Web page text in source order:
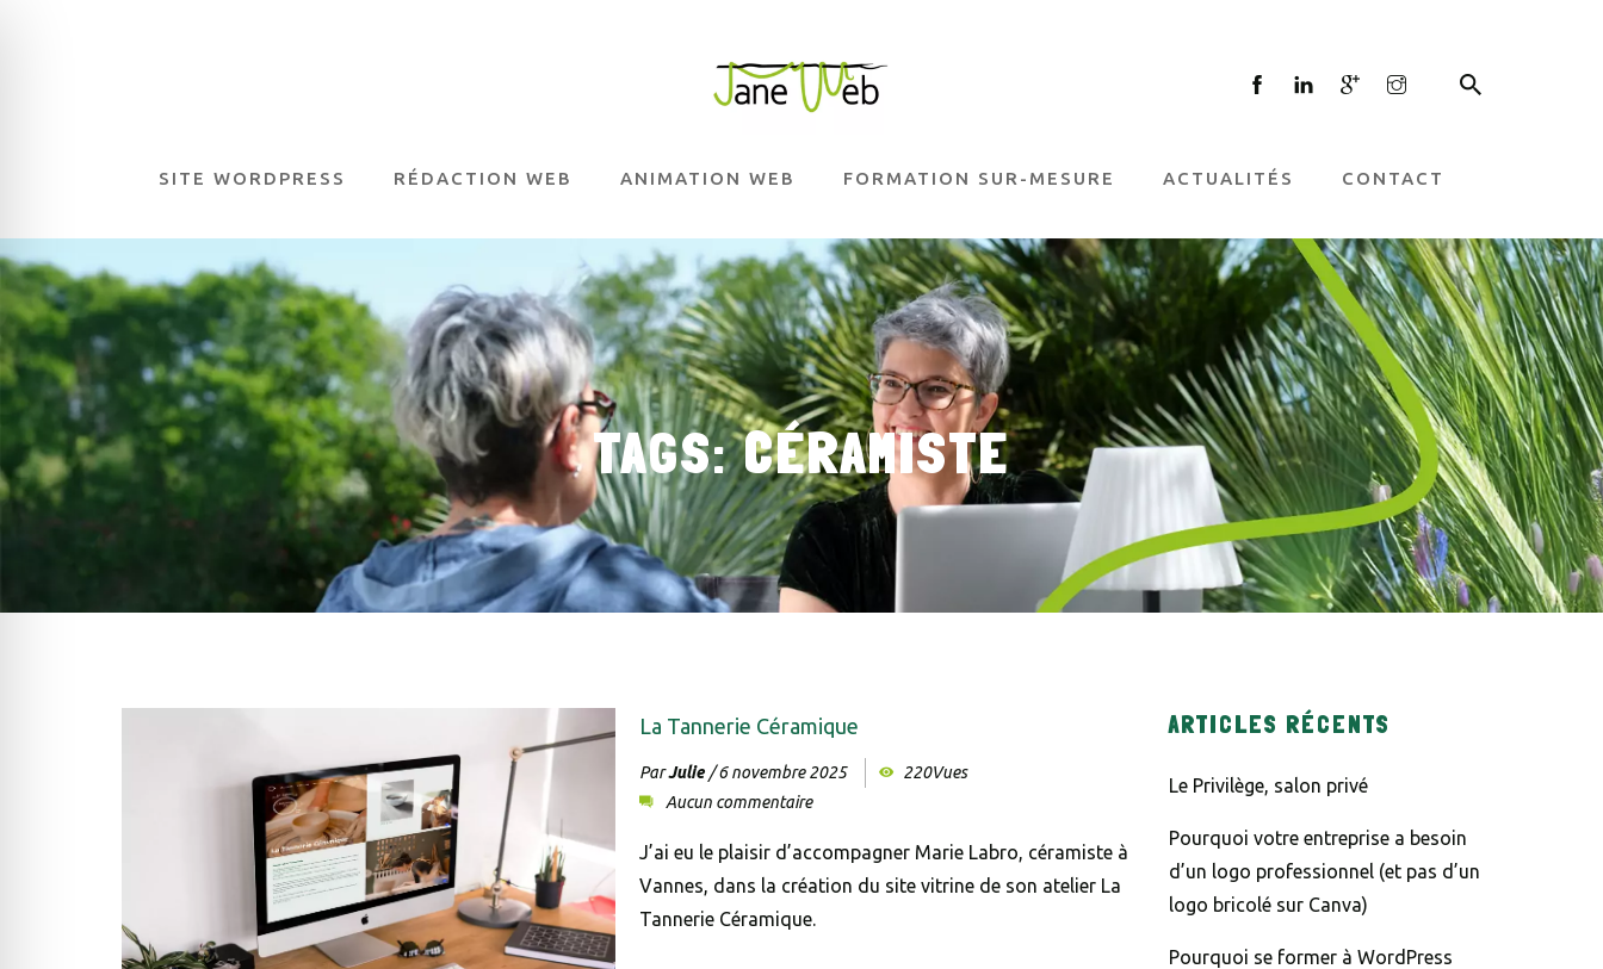
Réservez votre diagnostic web, vous repartez avec une
unpré-menu de site, ou un audit référencement.
Prix
: 80 € HT (déduit si tu poursuis avec Jane Web).
Nom
E-mail
N° tél
Entrer les caractères de l'image
Don't show this popup again
SITE WORDPRESS RÉDACTION WEB ANIMATION WEB FORMATION SUR-MESURE ACTUALITÉS CONTACT
TAGS: CÉRAMISTE
La Tannerie Céramique
Par Julie /6 novembre 2025
220Vues
Aucun commentaire
J’ai eu le plaisir d’accompagner Marie Labro, céramiste à
Vannes, dans la création du site vitrine de son atelier La
Tannerie Céramique.
ARTICLES RÉCENTS
Le Privilège, salon privé
Pourquoi votre entreprise a besoin
d’un logo professionnel (et pas d’un
logo bricolé sur Canva)
Pourquoi se former à WordPress